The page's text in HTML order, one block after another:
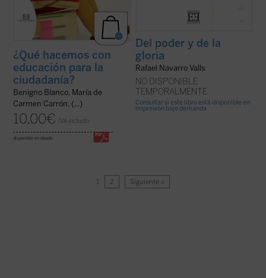
¿Qué hacemos con
educación para la
ciudadanía?
Benigno Blanco, María de
Carmen Carrón, (...)
10,00€ IVA incluido
disponible en ebook:
Del poder y de la
gloria
Rafael Navarro Valls
NO DISPONIBLE
TEMPORALMENTE
Consultar si este libro está disponible en
impresión bajo demanda
1 2 Siguiente »